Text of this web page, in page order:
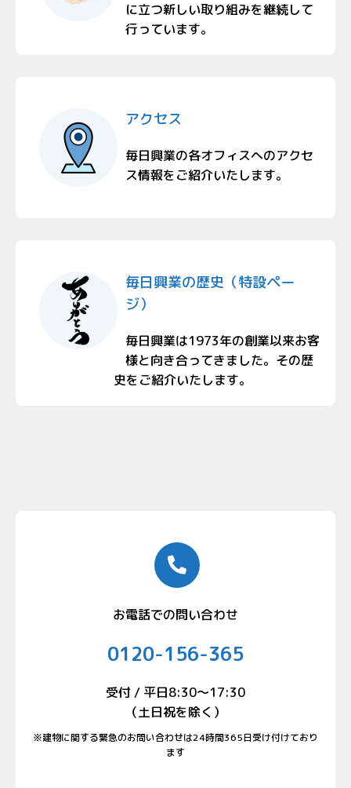
に立つ新しい取り組みを継続して
行っています。
アクセス
毎日興業の各オフィスへのアクセ
ス情報をご紹介いたします。
毎日興業の歴史（特設ペー
ジ）
毎日興業は1973年の創業以来お客
様と向き合ってきました。その歴
史をご紹介いたします。
お電話での問い合わせ
0120-156-365
受付 / 平日8:30〜17:30
（土日祝を除く）
※建物に関する緊急のお問い合わせは24時間365日受け付けており
ます